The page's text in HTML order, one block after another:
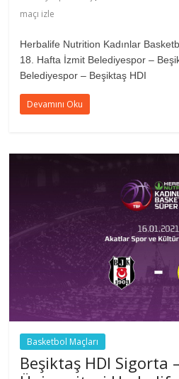
maçı izle
Herbalife Nutrition Kadınlar
18. Hafta İzmit Belediyespor –
Belediyespor – Beşiktaş HDI
Devamını Oku
Basketbol Maçları
Beşiktaş HDI Sigorta